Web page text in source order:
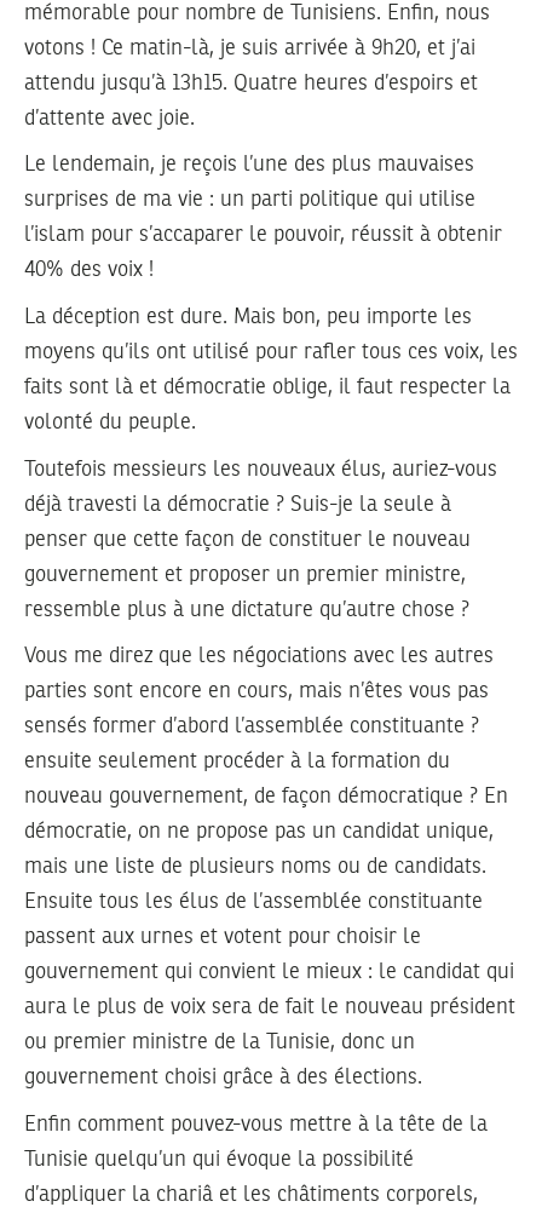
mémorable pour nombre de Tunisiens. Enfin, nous
votons ! Ce matin-là, je suis arrivée à 9h20, et j’ai
attendu jusqu’à 13h15. Quatre heures d’espoirs et
d’attente avec joie.
Le lendemain, je reçois l’une des plus mauvaises
surprises de ma vie : un parti politique qui utilise
l’islam pour s’accaparer le pouvoir, réussit à obtenir
40% des voix !
La déception est dure. Mais bon, peu importe les
moyens qu’ils ont utilisé pour rafler tous ces voix, les
faits sont là et démocratie oblige, il faut respecter la
volonté du peuple.
Toutefois messieurs les nouveaux élus, auriez-vous
déjà travesti la démocratie ? Suis-je la seule à
penser que cette façon de constituer le nouveau
gouvernement et proposer un premier ministre,
ressemble plus à une dictature qu’autre chose ?
Vous me direz que les négociations avec les autres
parties sont encore en cours, mais n’êtes vous pas
sensés former d’abord l’assemblée constituante ?
ensuite seulement procéder à la formation du
nouveau gouvernement, de façon démocratique ? En
démocratie, on ne propose pas un candidat unique,
mais une liste de plusieurs noms ou de candidats.
Ensuite tous les élus de l’assemblée constituante
passent aux urnes et votent pour choisir le
gouvernement qui convient le mieux : le candidat qui
aura le plus de voix sera de fait le nouveau président
ou premier ministre de la Tunisie, donc un
gouvernement choisi grâce à des élections.
Enfin comment pouvez-vous mettre à la tête de la
Tunisie quelqu’un qui évoque la possibilité
d’appliquer la chariâ et les châtiments corporels,